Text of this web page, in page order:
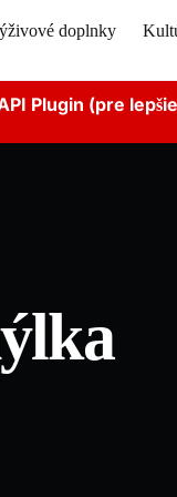
doplnky
Plugin (pre